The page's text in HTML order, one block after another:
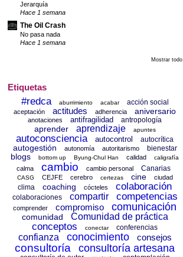
Jerarquía
Hace 1 semana
The Oil Crash
No pasa nada
Hace 1 semana
Mostrar todo
Etiquetas
#redca aburrimiento acabar acción social
aceptación actitudes adherencia aniversario
anotaciones antifragilidad antropología
aprender aprendizaje apuntes
autoconsciencia autocontrol autocrítica
autogestión autonomía autoritarismo bienestar
blogs bottom up Byung-Chul Han calidad caligrafía
calma cambio cambio personal Canarias
CASG CEJFE cerebro certezas cine ciudad
clima coaching cócteles colaboración
colaboraciones compartir competencias
comprender compromiso comunicación
comunidad Comunidad de práctica
conceptos conectar conferencias
confianza conocimiento consejos
consultoría consultoría artesana